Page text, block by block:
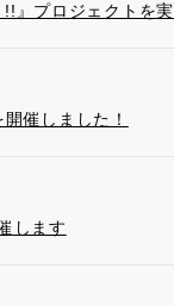
』プロジェクトを実
催しました！
します